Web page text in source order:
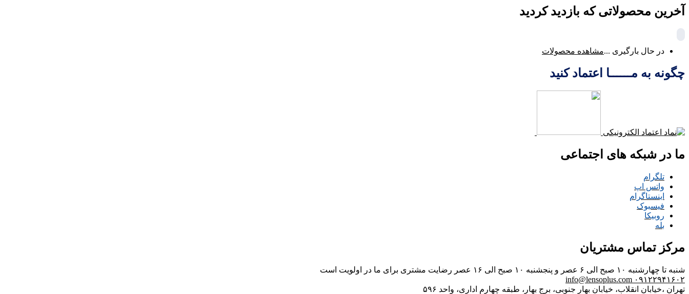
آخرین محصولاتی که بازدید کردید
در حال بارگیری ...مشاهده محصولات
چگونه به مــــــا اعتماد کنید
ما در شبکه های اجتماعی
تلگرام
واتس اپ
اینستاگرام
فیسبوک
روبیکا
بله
مرکز تماس مشتریان
شنبه تا چهارشنبه ۱۰ صبح الی ۶ عصر و پنجشنبه ۱۰ صبح الی ۱۶ عصر
رضایت مشتری برای ما در اولویت است
۰۹۱۲۲۹۴۱۶۰۲ info@lensoplus.com
تهران ،خیابان انقلاب، خیابان بهار جنوبی، برج بهار، طبقه چهارم اداری، واحد ۵۹۶